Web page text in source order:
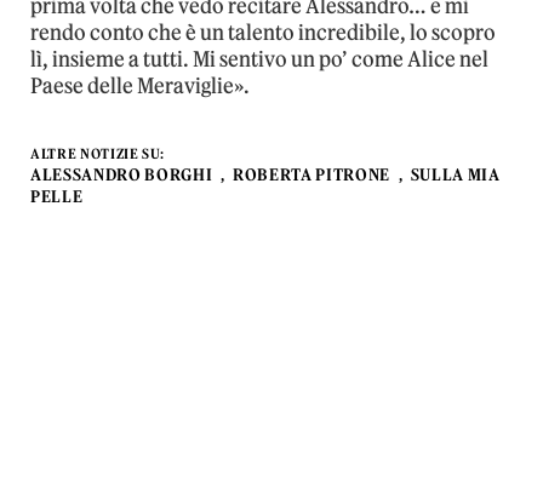
prima volta che vedo recitare Alessandro… e mi
rendo conto che è un talento incredibile, lo scopro
lì, insieme a tutti. Mi sentivo un po’ come Alice nel
Paese delle Meraviglie».
ALTRE NOTIZIE SU:
ALESSANDRO BORGHI ROBERTA PITRONE
SULLA MIA
PELLE